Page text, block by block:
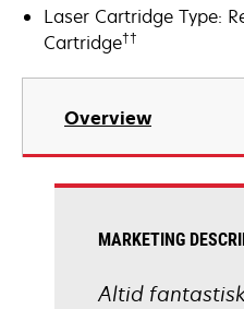
Laser Cartridge Type:
Cartridge††
Overview
MARKETING
Altid